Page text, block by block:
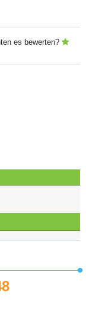
es bewerten?